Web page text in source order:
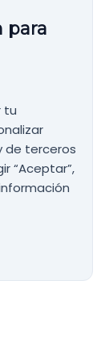
para
tu
de terceros
“Aceptar”,